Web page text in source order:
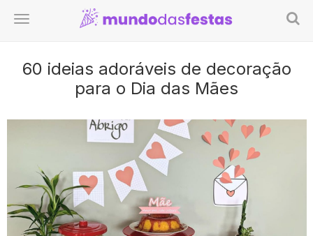
60 ideias adoráveis de decoração
para o Dia das Mães